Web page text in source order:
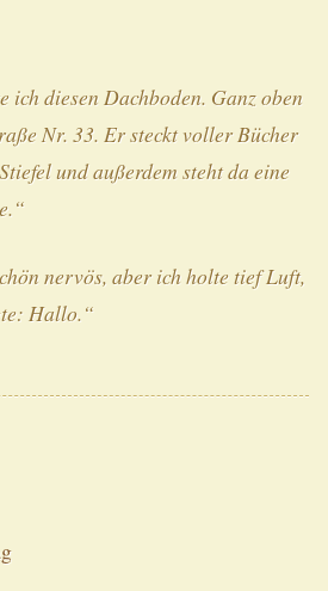
ich diesen Dachboden. Ganz oben
Nr. 33. Er steckt voller Bücher
und außerdem steht da eine
nervös, aber ich holte tief Luft,
Hallo.“